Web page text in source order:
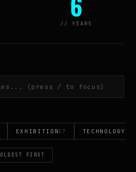
// YEARS
EXHIBITION17 TECHNOLOGY
OLDEST FIRST